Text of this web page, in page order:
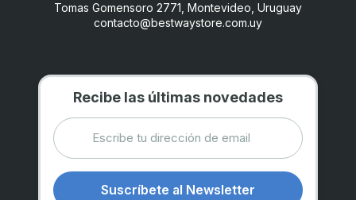
Tomas Gomensoro 2771, Montevideo, Uruguay
contacto@bestwaystore.com.uy
Recibe las últimas novedades
Suscríbete al Newsletter